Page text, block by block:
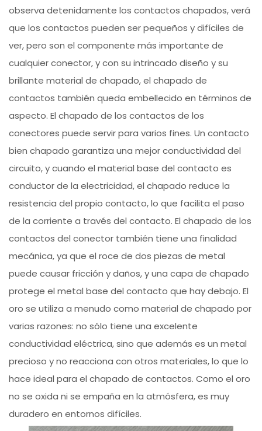
observa detenidamente los contactos chapados, verá
que los contactos pueden ser pequeños y difíciles de
ver, pero son el componente más importante de
cualquier conector, y con su intrincado diseño y su
brillante material de chapado, el chapado de
contactos también queda embellecido en términos de
aspecto. El chapado de los contactos de los
conectores puede servir para varios fines. Un contacto
bien chapado garantiza una mejor conductividad del
circuito, y cuando el material base del contacto es
conductor de la electricidad, el chapado reduce la
resistencia del propio contacto, lo que facilita el paso
de la corriente a través del contacto. El chapado de los
contactos del conector también tiene una finalidad
mecánica, ya que el roce de dos piezas de metal
puede causar fricción y daños, y una capa de chapado
protege el metal base del contacto que hay debajo. El
oro se utiliza a menudo como material de chapado por
varias razones: no sólo tiene una excelente
conductividad eléctrica, sino que además es un metal
precioso y no reacciona con otros materiales, lo que lo
hace ideal para el chapado de contactos. Como el oro
no se oxida ni se empaña en la atmósfera, es muy
duradero en entornos difíciles.